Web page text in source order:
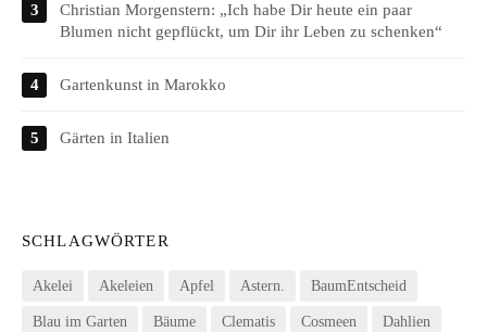
Christian Morgenstern: „Ich habe Dir heute ein paar
Blumen nicht gepflückt, um Dir ihr Leben zu schenken“
Gartenkunst in Marokko
Gärten in Italien
SCHLAGWÖRTER
Akelei Akeleien Apfel Astern. BaumEntscheid
Blau im Garten Bäume Clematis Cosmeen Dahlien